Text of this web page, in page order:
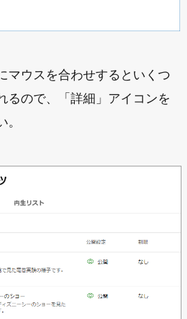
マウスを合わせするといくつ
るので、「詳細」アイコンを